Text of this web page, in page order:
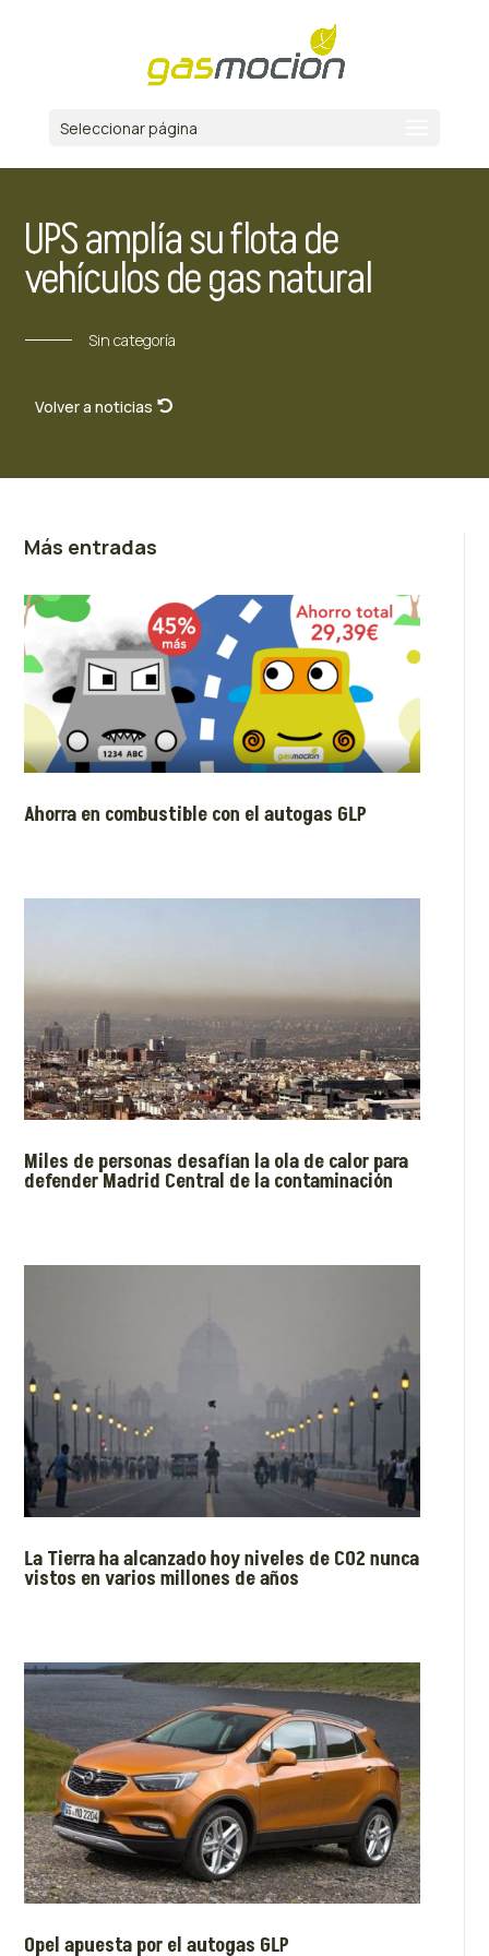
Seleccionar página
UPS amplía su flota de
vehículos de gas natural
Sin categoría
Volver a noticias
Más entradas
Ahorra en combustible con el autogas GLP
Miles de personas desafían la ola de calor para
defender Madrid Central de la contaminación
La Tierra ha alcanzado hoy niveles de CO2 nunca
vistos en varios millones de años
Opel apuesta por el autogas GLP